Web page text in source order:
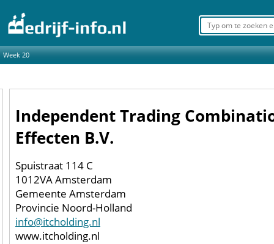
Week 20
Independent Trading
Effecten B.V.
Spuistraat 114 C
1012VA Amsterdam
Gemeente Amsterdam
Provincie Noord-Holland
info@itcholding.nl
www.itcholding.nl